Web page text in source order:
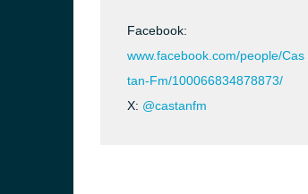
Facebook:
www.facebook.com/people/Cas
tan-Fm/100066834878873/
X: @castanfm